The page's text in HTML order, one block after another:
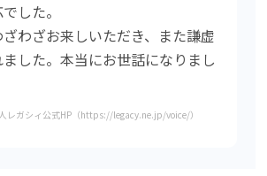
した。
わざお来しいただき、また謙虚
した。本当にお世話になりまし
レガシィ公式HP（https://legacy.ne.jp/voice/）